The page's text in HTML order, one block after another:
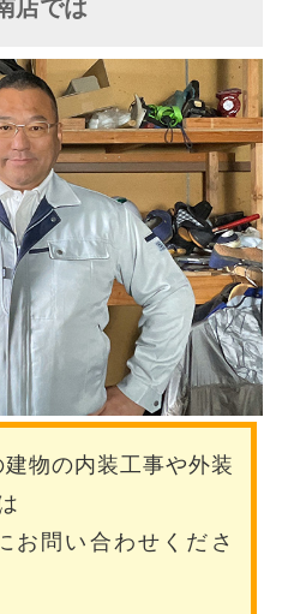
店では
物の内装工事や外装
お問い合わせくださ